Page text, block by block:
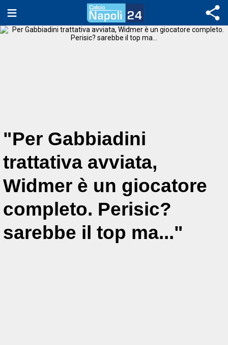
"Per Gabbiadini
trattativa avviata,
Widmer è un giocatore
completo. Perisic?
sarebbe il top ma..."